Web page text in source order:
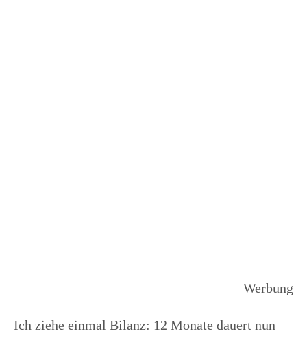
Werbung
Ich ziehe einmal Bilanz: 12 Monate dauert nun